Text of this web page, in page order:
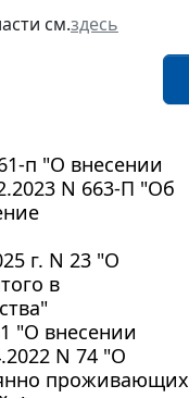
см.здесь
п "О внесении
N 663-П "Об
г. N 23 "О
в
"О внесении
N 74 "О
проживающих